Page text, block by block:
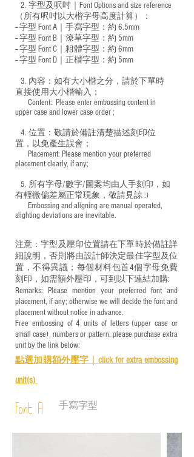
2. 字型及呎吋｜ Font Options and size reference
（所有呎吋以大楷字母高度計算）：
-- 字型 Font A｜手寫字型：約 6.5mm
-- 字型 Font B｜潦草字型： 約 5mm
-- 字型 Font C｜粗體字型：約 6mm
-- 字型 Font D｜正楷字型： 約 5mm
3. 內容：如有大小楷之分，請於下單時
直接使用大小楷輸入；
​ Content: Please enter embossing content in
upper case and lower case order ;
4. 位置：敬請於備註清楚描述刻印位
置，以免產生誤會；
​ Placement: Please mention your preferred
placement clearly, if any;
5. 所有字母/數字/圖案均由人手刻印，如
有輕微偏差屬正常現象，敬請見諒 :)
​ Embossing and aligning are manual operated,
slighting deviations are inevitable.
注意：字型及壓印位置請在下單時於備註詳
細說明，否則將由設計師決定最佳字型及位
置，不得異議；每個材料包首4個字母免費
刻印，如需額外壓印，可到以下連結加購:
Remarks: Please mention your preferred font and
placement, if any; otherwise we will decide the font and
placement without notice in advance.
Free embossing of 4 units of letters (upper case or
small case), numbers or pattern, please purchase extra
unit by the link below:
點選加購額外壓字｜ click for extra embossing
unit(s)
Font A 手寫字型